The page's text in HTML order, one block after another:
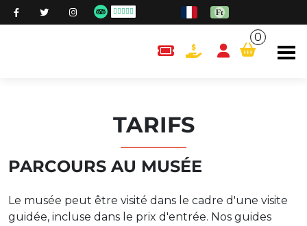
content.cart
0
TARIFS
PARCOURS AU MUSÉE
Le musée peut être visité dans le cadre d'une visite
guidée, incluse dans le prix d'entrée. Nos guides